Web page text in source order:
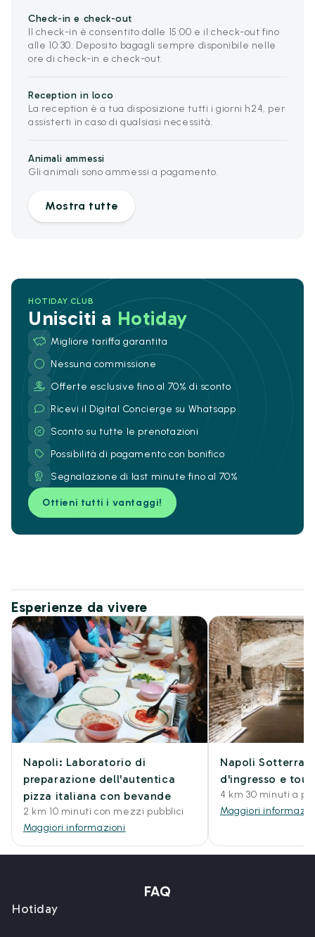
Check-in e check-out
Il check-in è consentito dalle 15:00 e il check-out fino
alle 10:30. Deposito bagagli sempre disponibile nelle
ore di check-in e check-out.
Reception in loco
La reception è a tua disposizione tutti i giorni h24, per
assisterti in caso di qualsiasi necessità.
Animali ammessi
Gli animali sono ammessi a pagamento.
Mostra tutte
HOTIDAY CLUB
Unisciti a Hotiday
Migliore tariffa garantita
Nessuna commissione
Offerte esclusive fino al 70% di sconto
Ricevi il Digital Concierge su Whatsapp
Sconto su tutte le prenotazioni
Possibilità di pagamento con bonifico
Segnalazione di last minute fino al 70%
Ottieni tutti i vantaggi!
Esperienze da vivere
Napoli: Laboratorio di
preparazione dell'autentica
pizza italiana con bevande
2 km 10 minuti con mezzi pubblici
Maggiori informazioni
Napoli
d'ingresso e
4 km 30 minuti a
Maggiori
FAQ
Hotiday